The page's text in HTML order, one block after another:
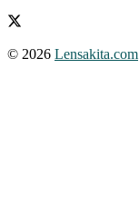
© 2026 Lensakita.com